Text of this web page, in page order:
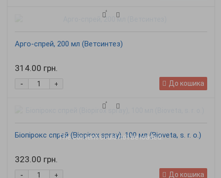
The contentcould not be loaded.
Арго-спрей, 200 мл (Ветсинтез)
314.00 грн.
+
- До кошика
Біопірокс спрей (Biopirox spray), 100 мл (Bioveta, s. r. o.)
323.00 грн.
+
- До кошика